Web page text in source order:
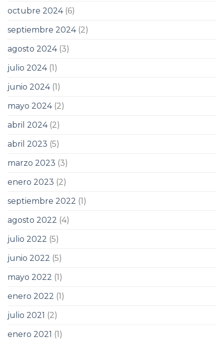
octubre 2024(6)
septiembre 2024(2)
agosto 2024(3)
julio 2024(1)
junio 2024(1)
mayo 2024(2)
abril 2024(2)
abril 2023 (5)
marzo 2023 (3)
enero 2023 (2)
septiembre 2022 (1)
agosto 2022 (4)
julio 2022 (5)
junio 2022 (5)
mayo 2022 (1)
enero 2022 (1)
julio 2021 (2)
enero 2021 (1)